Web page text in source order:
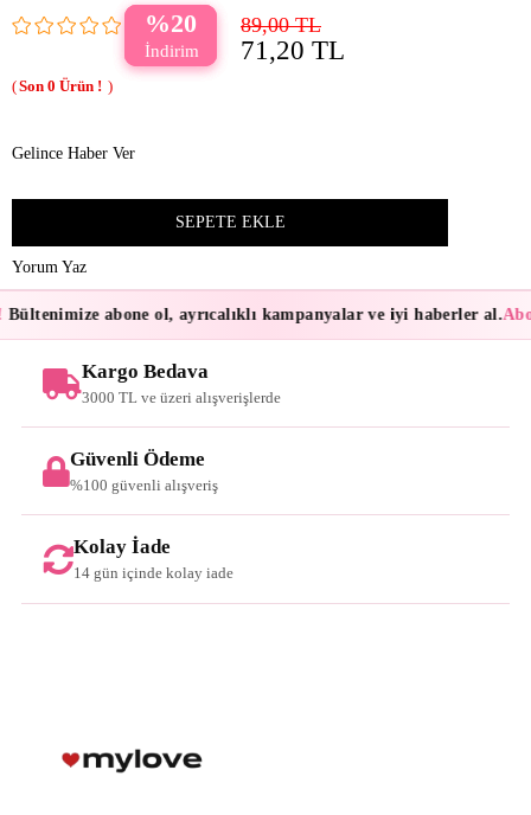
20 89,00 TL
71,20 TL
0
Gelince Haber Ver
Yorum Yaz
Bültenimize abone ol, ayrıcalıklı kampanyalar ve iyi haberler al.
Kargo Bedava
3000 TL ve üzeri alışverişlerde
Güvenli Ödeme
%100 güvenli alışveriş
Kolay İade
14 gün içinde kolay iade